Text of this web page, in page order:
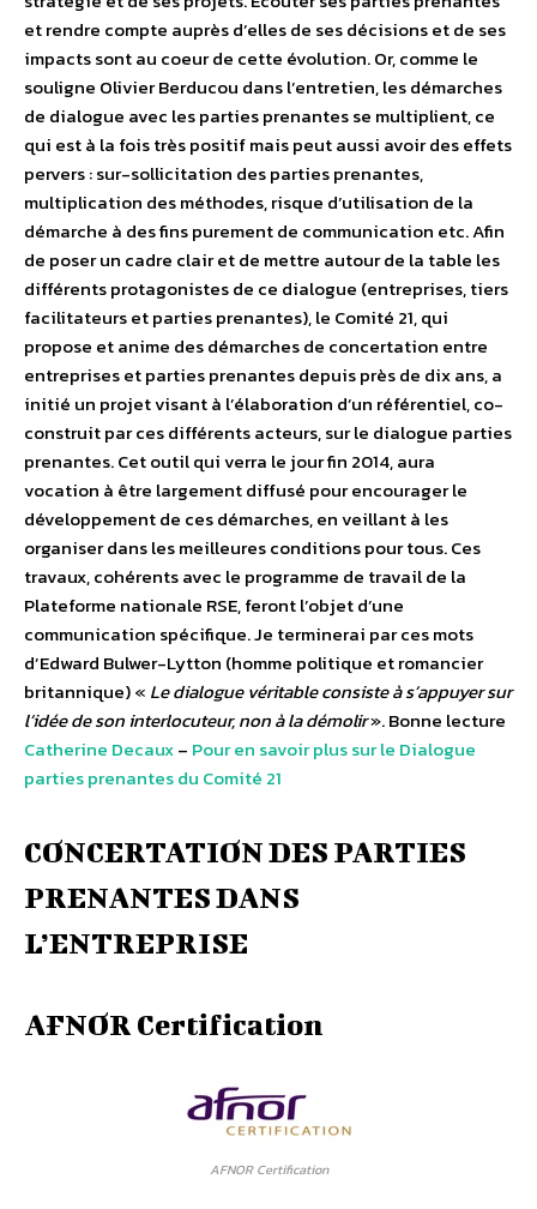
et rendre compte auprès d’elles de ses décisions et de ses
impacts sont au coeur de cette évolution. Or, comme le
souligne Olivier Berducou dans l’entretien, les démarches
de dialogue avec les parties prenantes se multiplient, ce
qui est à la fois très positif mais peut aussi avoir des effets
pervers : sur-sollicitation des parties prenantes,
multiplication des méthodes, risque d’utilisation de la
démarche à des fins purement de communication etc. Afin
de poser un cadre clair et de mettre autour de la table les
différents protagonistes de ce dialogue (entreprises, tiers
facilitateurs et parties prenantes), le Comité 21, qui
propose et anime des démarches de concertation entre
entreprises et parties prenantes depuis près de dix ans, a
initié un projet visant à l’élaboration d’un référentiel, co-
construit par ces différents acteurs, sur le dialogue parties
prenantes. Cet outil qui verra le jour fin 2014, aura
vocation à être largement diffusé pour encourager le
développement de ces démarches, en veillant à les
organiser dans les meilleures conditions pour tous. Ces
travaux, cohérents avec le programme de travail de la
Plateforme nationale RSE, feront l’objet d’une
communication spécifique. Je terminerai par ces mots
d’Edward Bulwer-Lytton (homme politique et romancier
britannique) « Le dialogue véritable consiste à s’appuyer sur
l’idée de son interlocuteur, non à la démolir». Bonne lecture
Catherine Decaux– Pour en savoir plus sur le Dialogue
parties prenantes du Comité 21
CONCERTATION DES PARTIES
PRENANTES DANS
L’ENTREPRISE
AFNOR Certification
AFNOR Certification